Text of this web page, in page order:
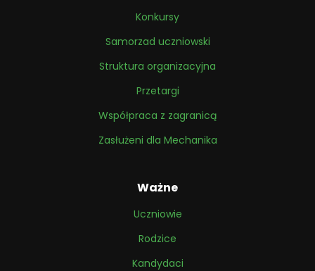
Konkursy
Samorzad uczniowski
Struktura organizacyjna
Przetargi
Współpraca z zagranicą
Zasłużeni dla Mechanika
Ważne
Uczniowie
Rodzice
Kandydaci